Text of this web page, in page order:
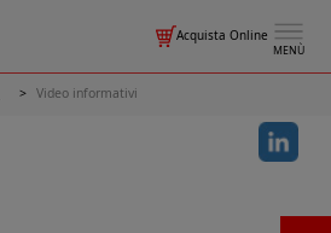
MENÙ
Acquista Online
Video informativi